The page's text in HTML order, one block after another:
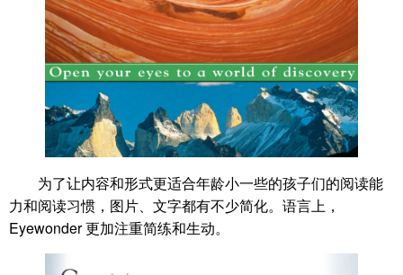
为了让内容和形式更适合年龄小一些的孩子们的阅读能
力和阅读习惯，图片、文字都有不少简化。语言上，
Eyewonder 更加注重简练和生动。